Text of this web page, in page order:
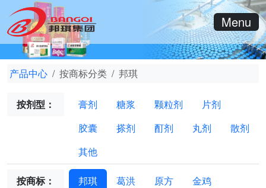
Menu
产品中心 按商标分类 邦琪
按剂型： 膏剂 糖浆 颗粒剂
片剂
胶囊
搽剂 酊剂 丸剂
散剂
其他
按商标： 邦琪 葛洪 原方
金鸡